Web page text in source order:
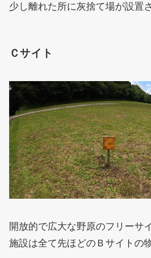
少し離れた所に灰捨て場が設置
Ｃサイト
開放的で広大な野原のフリーサ
施設は全て先ほどのＢサイトの